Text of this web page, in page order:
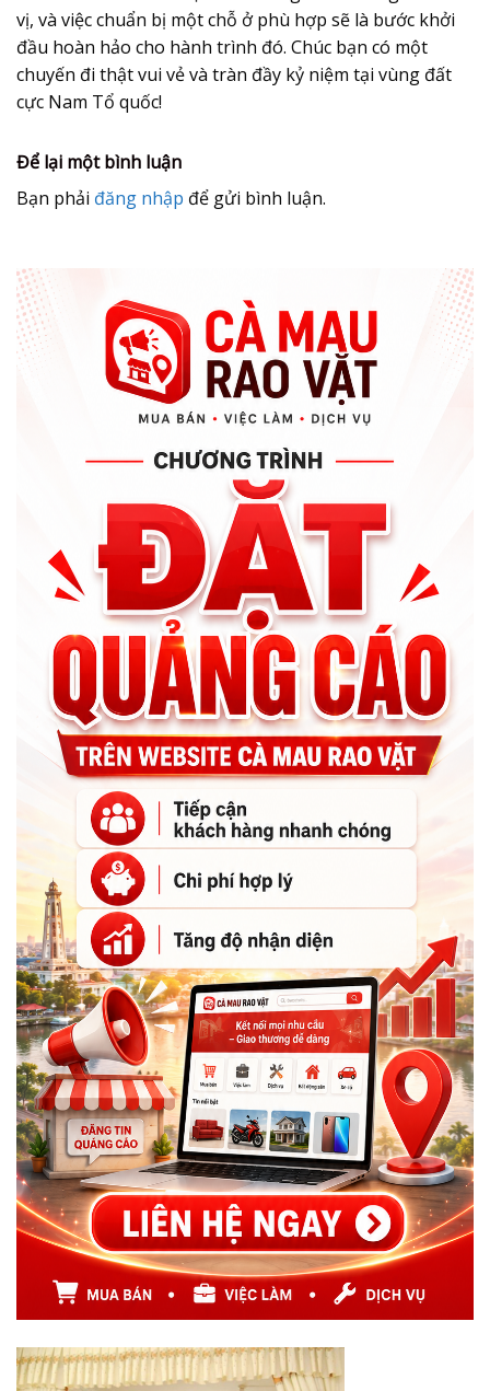
vị, và việc chuẩn bị một chỗ ở phù hợp sẽ là bước khởi
đầu hoàn hảo cho hành trình đó. Chúc bạn có một
chuyến đi thật vui vẻ và tràn đầy kỷ niệm tại vùng đất
cực Nam Tổ quốc!
Để lại một bình luận
Bạn phải đăng nhập để gửi bình luận.